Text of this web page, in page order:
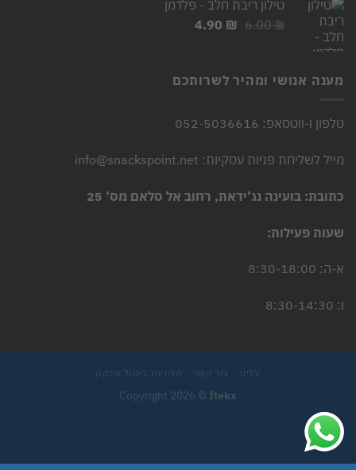
7.00 ₪.
5.90 ₪.
טילון ריבת חלב - פלדמן
6.00₪
המחיר
6.00 ₪.
4.90 ₪
המחיר
4.90 ₪.
מענה אנושי ומהיר לשרותכם
טלפון ו-ווטסאפ: 052-5036616
מייל לשליחת פניות עסקיות: info@snackspoint.net
כתובת: בועינה נג’ידאת, רחוב אל סלאם מס’ 25
שעות פעילות:
א-ה: 8:30-18:00
ו: 8:30-14:30
עלינו צור קשר מדיניות ביטול עסקה
Copyright 2026 © Itekx